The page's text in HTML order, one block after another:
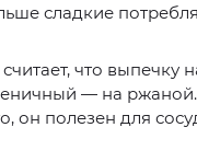
сладкие
что выпечку
— на ржаной.
он полезен для